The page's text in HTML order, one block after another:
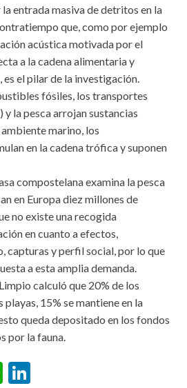
entrada masiva de detritos en la
que, como por ejemplo
acústica motivada por el
a la cadena alimentaria y
es el pilar de la investigación.
fósiles, los transportes
la pesca arrojan sustancias
marino, los
en la cadena trófica y suponen
compostelana examina la pesca
en Europa diez millones de
no existe una recogida
en cuanto a efectos,
capturas y perfil social, por lo que
a esta amplia demanda.
calculó que 20% de los
15% se mantiene en la
queda depositado en los fondos
por la fauna.
W